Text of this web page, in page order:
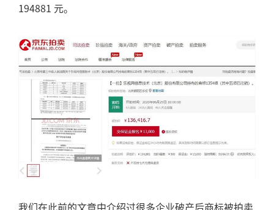
194881 元。
我们在此前的文章中介绍过很多企业破产后商标被拍卖